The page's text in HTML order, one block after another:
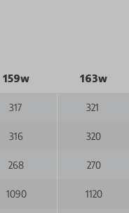
159w 163w
317 321
316 320
268 270
1090 1120